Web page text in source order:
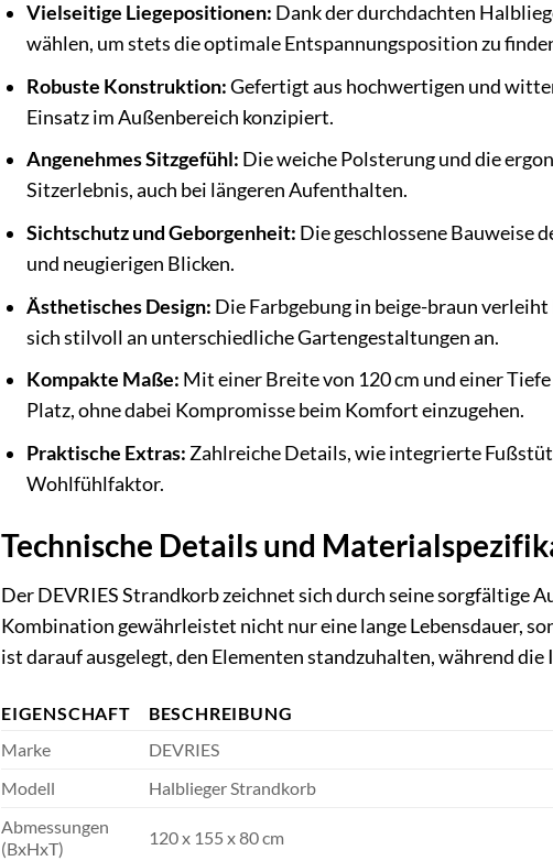
Vielseitige Liegepositionen: Dank der durchdachten
wählen, um stets die optimale Entspannungsposition zu
Robuste Konstruktion:Gefertigt aus hochwertigen und
Einsatz im Außenbereich konzipiert.
Angenehmes Sitzgefühl: Die weiche Polsterung und die
Sitzerlebnis, auch bei längeren Aufenthalten.
Sichtschutz und Geborgenheit: Die geschlossene Bauweise
und neugierigen Blicken.
Ästhetisches Design: Die Farbgebung in beige-braun
sich stilvoll an unterschiedliche Gartengestaltungen an.
Kompakte Maße: Mit einer Breite von 120 cm und einer
Platz, ohne dabei Kompromisse beim Komfort einzugehen.
Praktische Extras: Zahlreiche Details, wie integrierte
Wohlfühlfaktor.
Technische Details und
Der DEVRIES Strandkorb zeichnet sich durch seine sorgfältige
Kombination gewährleistet nicht nur eine lange Lebensdauer,
ist darauf ausgelegt, den Elementen standzuhalten, während
EIGENSCHAFT
BESCHREIBUNG
Marke
DEVRIES
Modell
Halblieger Strandkorb
Abmessungen
(BxHxT)
120 x 155 x 80 cm